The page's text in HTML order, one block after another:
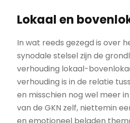
Lokaal en
In wat reeds gezegd is over
synodale stelsel zijn de
verhouding lokaal-
verhouding is in de relatie
en misschien nog wel meer
van de GKN zelf, niettemin
en emotioneel beladen